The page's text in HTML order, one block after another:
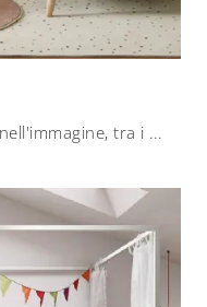
Il letto singolo Cleo in tessuto nell'immagine, tra i modelli imbottiti moderni di Nidi, è pensato per garantire il sonno più profondo.